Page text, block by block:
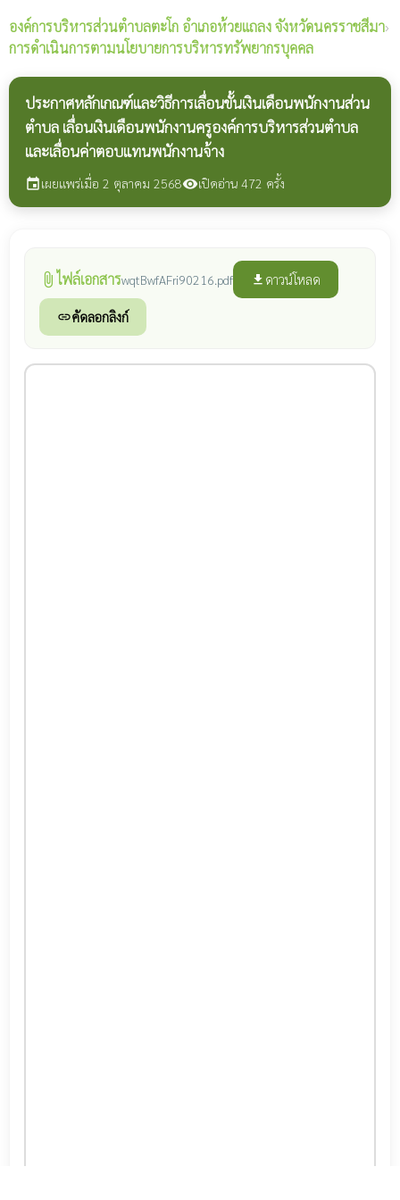
องค์การบริหารส่วนตำบลตะโก อำเภอห้วยแถลง จังหวัดนครราชสีมา›
การดำเนินการตามนโยบายการบริหารทรัพยากรบุคคล
ประกาศหลักเกณฑ์และวิธีการเลื่อนขั้นเงินเดือนพนักงานส่วน
ตำบล เลื่อนเงินเดือนพนักงานครูองค์การบริหารส่วนตำบล
และเลื่อนค่าตอบแทนพนักงานจ้าง
eventเผยแพร่เมื่อ 2 ตุลาคม 2568visibilityเปิดอ่าน 472 ครั้ง
attach_file ไฟล์เอกสารwqtBwfAFri90216.pdf file_download ดาวน์โหลด
linkคัดลอกลิงก์